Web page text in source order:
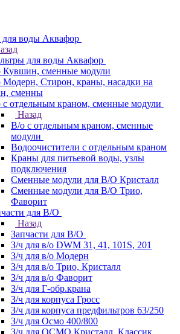
воды Аквафор
для воды Аквафор
Кувшин, сменные модули
Модерн, Стирон, краны, насадки на
сменны
с отдельным краном, сменные модули
Назад
В/о с отдельным краном, сменные
модули
Водоочистители с отдельным краном
Краны для питьевой воды, узлы
подключения
Сменные модули для В/О Кристалл
Сменные модули для В/О Трио,
Фаворит
для В/О
Назад
Запчасти для В/О
З/ч для в/о DWM 31, 41, 101S, 201
З/ч для в/о Модерн
З/ч для в/о Трио, Кристалл
З/ч для в/о Фаворит
З/ч для Г-обр.крана
З/ч для корпуса Гросс
З/ч для корпуса предфильтров 63/250
З/ч для Осмо 400/800
З/ч для ОСМО Кристалл, Классик